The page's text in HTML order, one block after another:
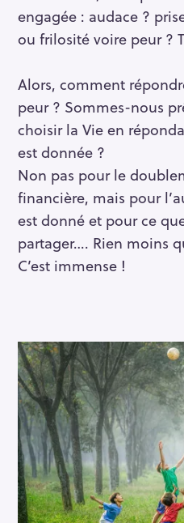
engagée : audace ?
ou frilosité voire peur ?
Alors, comment
peur ? Sommes-nous
choisir la Vie en
est donnée ?
Non pas pour le
financière, mais pour
est donné et pour ce
partager…. Rien moins
C’est immense !